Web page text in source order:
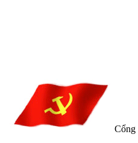
Cổng